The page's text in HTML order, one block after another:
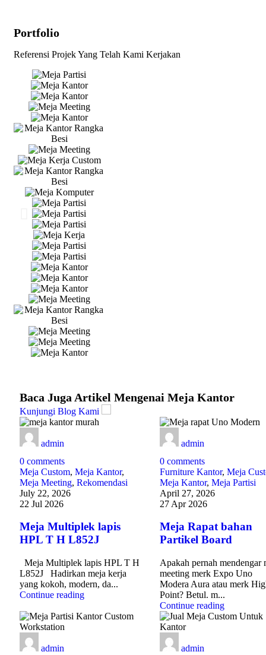
Portfolio
Referensi Projek Yang Telah Kami Kerjakan
Baca Juga Artikel Mengenai Meja Kantor
Kunjungi Blog Kami
admin
0 comments
Meja Custom, Meja Kantor,
Meja Meeting, Rekomendasi
July 22, 2026
22 Jul 2026
Meja Multiplek lapis
HPL T H L852J
Meja Multiplek lapis HPL T H
L852J Hadirkan meja kerja
yang kokoh, modern, da...
Continue reading
admin
0 comments
Furniture Kantor, Meja
Meja Kantor, Meja Partisi
April 27, 2026
27 Apr 2026
Meja Rapat bahan
Partikel Board
Apakah pernah mendengar
meeting merk Expo Uno
Modera Aura atau merk
Point? Betul. m...
Continue reading
admin
admin